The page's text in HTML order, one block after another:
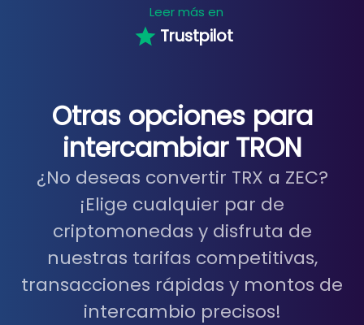
Leer más en
Trustpilot
Otras opciones para
intercambiar TRON
¿No deseas convertir TRX a ZEC?
¡Elige cualquier par de
criptomonedas y disfruta de
nuestras tarifas competitivas,
transacciones rápidas y montos de
intercambio precisos!